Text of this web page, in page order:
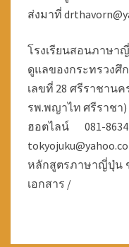
ส่งมาที่
โรงเรียนสอนภาษ
ดูแลของกระทรวงศึ
เลขที่ 28 ศรีราชานค
รพ.พญาไท ศรีราชา)
ฮอตไลน์ 081-
หลักสูตรภาษาญี่ปุ่น
เอกสาร /